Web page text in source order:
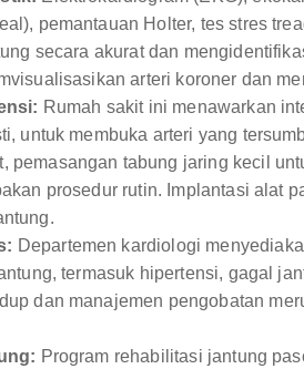
pemantauan Holter, tes stres
secara akurat dan
arteri koroner dan
Rumah sakit ini menawarkan
untuk membuka arteri yang
pemasangan tabung jaring kecil
prosedur rutin. Implantasi alat
Departemen kardiologi
termasuk hipertensi, gagal
dan manajemen pengobatan
Program rehabilitasi jantung